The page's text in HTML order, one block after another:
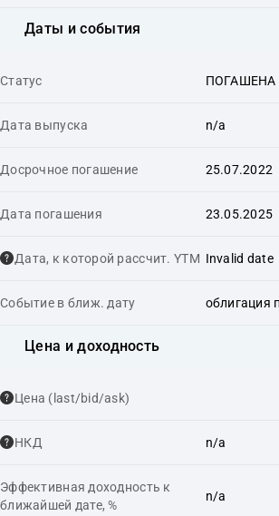
Даты и события
Статус ПОГАШЕНА
Дата выпуска n/a
Досрочное погашение 25.07.2022
Дата погашения 23.05.2025
Дата, к которой рассчит. YTM Invalid date
Событие в ближ. дату облигация
Цена и доходность
Цена (last/bid/ask)
НКД n/a
Эффективная доходность к
ближайшей дате, %
n/a